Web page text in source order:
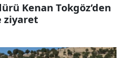
Kenan Tokgöz’den
ziyaret